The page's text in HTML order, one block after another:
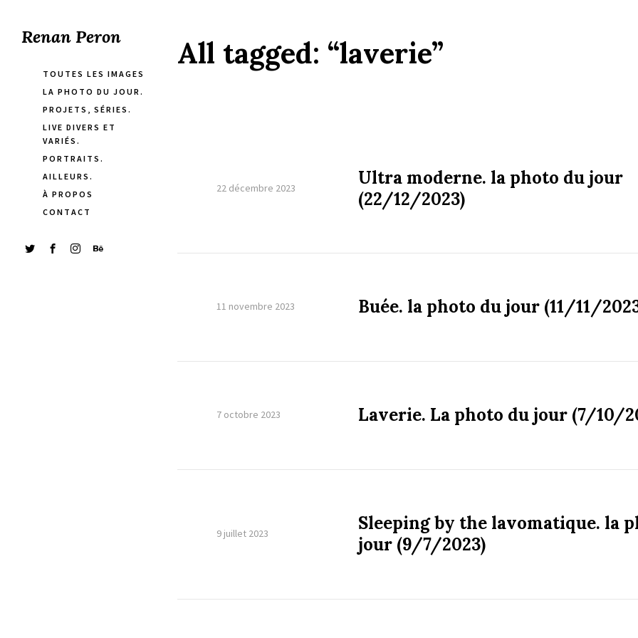
Renan Peron
TOUTES LES IMAGES
LA PHOTO DU JOUR.
PROJETS, SÉRIES.
LIVE DIVERS ET
VARIÉS.
PORTRAITS.
AILLEURS.
À PROPOS
CONTACT
All tagged: “laverie”
22 décembre 2023
Ultra moderne. la photo du jour
(22/12/2023)
11 novembre 2023 Buée. la photo du jour (11/11/
7 octobre 2023 Laverie. La photo du jour (7/10/
9 juillet 2023
Sleeping by the lavomatique. la
jour (9/7/2023)